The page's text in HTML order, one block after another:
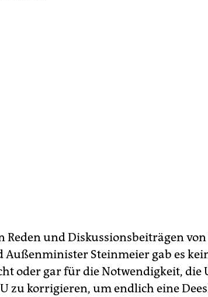
Reden und Diskussionsbeiträgen
Außenminister Steinmeier gab es
oder gar für die Notwendigkeit,
zu korrigieren, um endlich eine